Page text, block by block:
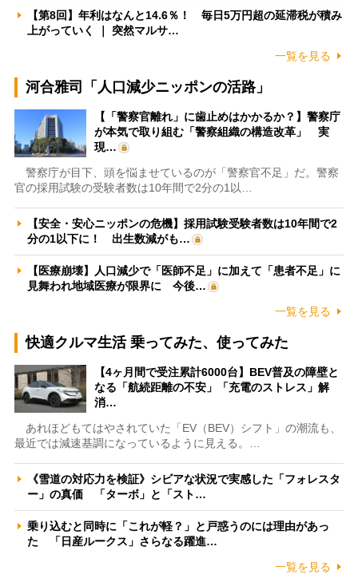
【第8回】年利はなんと14.6％！ 毎日5万円超の延滞税が積み
上がっていく ｜ 突然マルサ…
一覧を見る
河合雅司「人口減少ニッポンの活路」
【「警察官離れ」に歯止めはかかるか？】警察庁
が本気で取り組む「警察組織の構造改革」 実
現…
警察庁が目下、頭を悩ませているのが「警察官不足」だ。警察
官の採用試験の受験者数は10年間で2分の1以…
【安全・安心ニッポンの危機】採用試験受験者数は10年間で2
分の1以下に！ 出生数減がも…
【医療崩壊】人口減少で「医師不足」に加えて「患者不足」に
見舞われ地域医療が限界に 今後…
一覧を見る
快適クルマ生活 乗ってみた、使ってみた
【4ヶ月間で受注累計6000台】BEV普及の障壁と
なる「航続距離の不安」「充電のストレス」解
消…
あれほどもてはやされていた「EV（BEV）シフト」の潮流も、
最近では減速基調になっているように見える。…
《雪道の対応力を検証》シビアな状況で実感した「フォレスタ
ー」の真価 「ターボ」と「スト…
乗り込むと同時に「これが軽？」と戸惑うのには理由があっ
た 「日産ルークス」さらなる躍進…
一覧を見る